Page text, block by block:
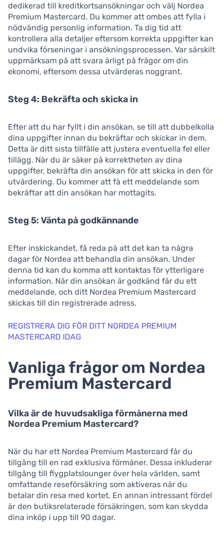
dedikerad till kreditkortsansökningar och välj Nordea
Premium Mastercard. Du kommer att ombes att fylla i
nödvändig personlig information. Ta dig tid att
kontrollera alla detaljer eftersom korrekta uppgifter kan
undvika förseningar i ansökningsprocessen. Var särskilt
uppmärksam på att svara ärligt på frågor om din
ekonomi, eftersom dessa utvärderas noggrant.
Steg 4: Bekräfta och skicka in
Efter att du har fyllt i din ansökan, se till att dubbelkolla
dina uppgifter innan du bekräftar och skickar in dem.
Detta är ditt sista tillfälle att justera eventuella fel eller
tillägg. När du är säker på korrektheten av dina
uppgifter, bekräfta din ansökan för att skicka in den för
utvärdering. Du kommer att få ett meddelande som
bekräftar att din ansökan har mottagits.
Steg 5: Vänta på godkännande
Efter inskickandet, få reda på att det kan ta några
dagar för Nordea att behandla din ansökan. Under
denna tid kan du komma att kontaktas för ytterligare
information. När din ansökan är godkänd får du ett
meddelande, och ditt Nordea Premium Mastercard
skickas till din registrerade adress.
REGISTRERA DIG FÖR DITT NORDEA PREMIUM
MASTERCARD IDAG
Vanliga frågor om Nordea
Premium Mastercard
Vilka är de huvudsakliga förmånerna med
Nordea Premium Mastercard?
När du har ett Nordea Premium Mastercard får du
tillgång till en rad exklusiva förmåner. Dessa inkluderar
tillgång till flygplatslounger över hela världen, samt
omfattande reseförsäkring som aktiveras när du
betalar din resa med kortet. En annan intressant fördel
är den butiksrelaterade försäkringen, som kan skydda
dina inköp i upp till 90 dagar.